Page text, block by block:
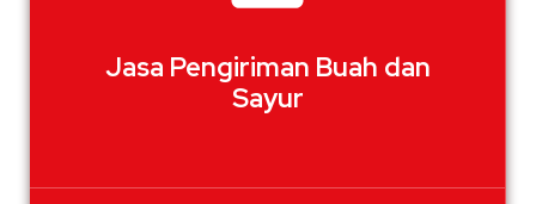
Jasa Pengiriman Buah dan
Sayur